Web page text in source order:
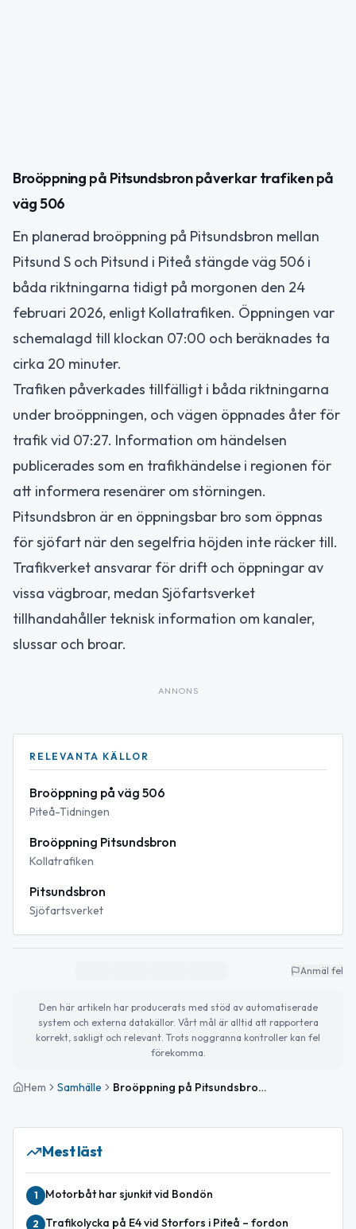
Broöppning på Pitsundsbron påverkar trafiken på
väg 506
En planerad broöppning på Pitsundsbron mellan
Pitsund S och Pitsund i Piteå stängde väg 506 i
båda riktningarna tidigt på morgonen den 24
februari 2026, enligt Kollatrafiken. Öppningen var
schemalagd till klockan 07:00 och beräknades ta
cirka 20 minuter.
Trafiken påverkades tillfälligt i båda riktningarna
under broöppningen, och vägen öppnades åter för
trafik vid 07:27. Information om händelsen
publicerades som en trafikhändelse i regionen för
att informera resenärer om störningen.
Pitsundsbron är en öppningsbar bro som öppnas
för sjöfart när den segelfria höjden inte räcker till.
Trafikverket ansvarar för drift och öppningar av
vissa vägbroar, medan Sjöfartsverket
tillhandahåller teknisk information om kanaler,
slussar och broar.
ANNONS
RELEVANTA KÄLLOR
Broöppning på väg 506
Piteå-Tidningen
Broöppning Pitsundsbron
Kollatrafiken
Pitsundsbron
Sjöfartsverket
Anmäl fel
Den här artikeln har producerats med stöd av automatiserade
system och externa datakällor. Vårt mål är alltid att rapportera
korrekt, sakligt och relevant. Trots noggranna kontroller kan fel
förekomma.
Hem Samhälle Broöppning på Pitsundsbron stör trafiken på väg 506 i Piteå
Mest läst
1 Motorbåt har sjunkit vid Bondön
2 Trafikolycka på E4 vid Storfors i Piteå – fordon